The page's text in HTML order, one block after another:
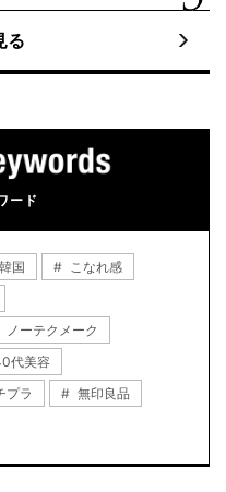
る
ード
韓国
こなれ感
ノーテクメーク
代美容
プラ
無印良品